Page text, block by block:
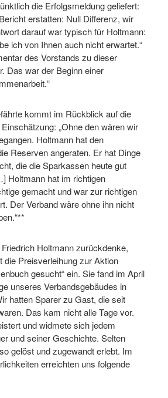
die Erfolgsmeldung geliefert:
erstatten: Null Differenz, wir
darauf war typisch für Holtmann:
ich von Ihnen auch nicht erwartet.“
des Vorstands zu dieser
Das war der Beginn einer
kommt im Rückblick auf die
„Ohne den wären wir
Holtmann hat den
Reserven angeraten. Er hat Dinge
die die Sparkassen heute gut
Holtmann hat im richtigen
gemacht und war zur richtigen
Der Verband wäre ohne ihn nicht
Holtmann zurückdenke,
die Preisverleihung zur Aktion
gesucht“ ein. Sie fand im April
unseres Verbandsgebäudes in
hatten Sparer zu Gast, die seit
Das kam nicht alle Tage vor.
und widmete sich jedem
und seiner Geschichte. Selten
gelöst und zugewandt erlebt. Im
erreichten uns folgende